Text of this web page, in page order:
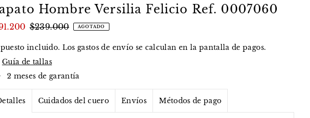
Hombre Versilia Felicio Ref. 0007060
$239.000 AGOTADO
incluido. Los gastos de envío se calculan en la pantalla de pagos.
Guía de tallas
2 meses de garantía
Cuidados del cuero Envíos Métodos de pago